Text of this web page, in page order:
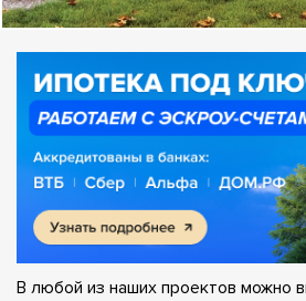
В любой из наших проектов можно